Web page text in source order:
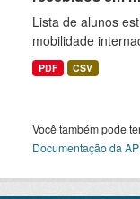
Lista de alunos
mobilidade
PDF CSV
Você também pode
Documentação da